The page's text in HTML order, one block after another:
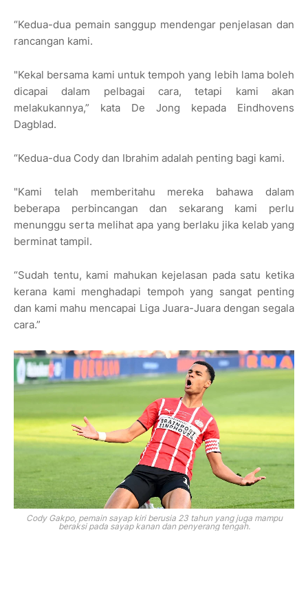
“Kedua-dua pemain sanggup mendengar penjelasan dan
rancangan kami.
"Kekal bersama kami untuk tempoh yang lebih lama boleh
dicapai dalam pelbagai cara, tetapi kami akan
melakukannya,” kata De Jong kepada Eindhovens
Dagblad.
“Kedua-dua Cody dan Ibrahim adalah penting bagi kami.
"Kami telah memberitahu mereka bahawa dalam
beberapa perbincangan dan sekarang kami perlu
menunggu serta melihat apa yang berlaku jika kelab yang
berminat tampil.
“Sudah tentu, kami mahukan kejelasan pada satu ketika
kerana kami menghadapi tempoh yang sangat penting
dan kami mahu mencapai Liga Juara-Juara dengan segala
cara.”
Cody Gakpo, pemain sayap kiri berusia 23 tahun yang juga mampu
beraksi pada sayap kanan dan penyerang tengah.